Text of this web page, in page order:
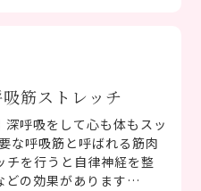
筋ストレッチ
呼吸をして心も体もスッ
な呼吸筋と呼ばれる筋肉
チを行うと自律神経を整
どの効果があります…